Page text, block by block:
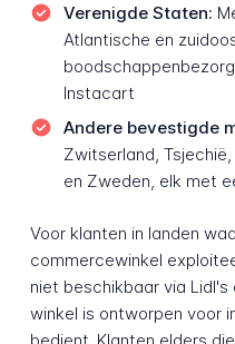
Verenigde Staten:
Atlantische en
Instacart
Andere bevestigde
Zwitserland,
en Zweden, elk met
Voor klanten in landen
commercewinkel
niet beschikbaar via
winkel is ontworpen voor